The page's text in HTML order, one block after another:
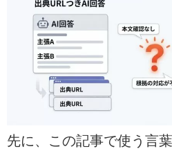
先に、この記事で使う言